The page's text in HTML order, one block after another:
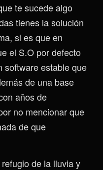
te sucede algo
tienes la solución
si es que en
el S.O por defecto
software estable que
de una base
años de
no mencionar que
de que
de la lluvia y